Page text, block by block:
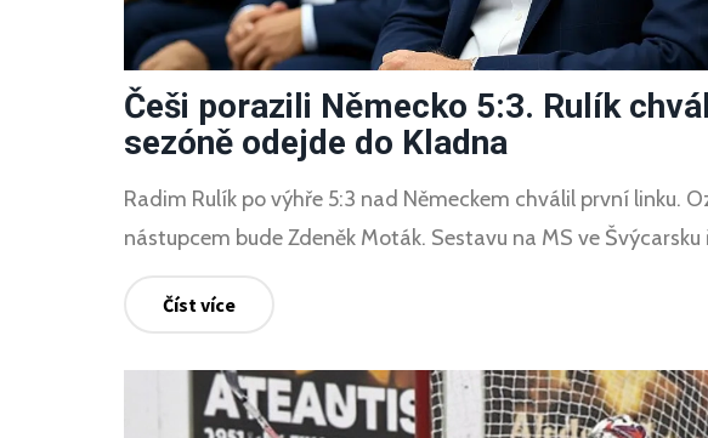
Češi porazili Německo 5:3. Rulík
sezóně odejde do Kladna
Radim Rulík po výhře 5:3 nad Německem chválil první linku.
nástupcem bude Zdeněk Moták. Sestavu na MS ve Švýcarsku
Číst více